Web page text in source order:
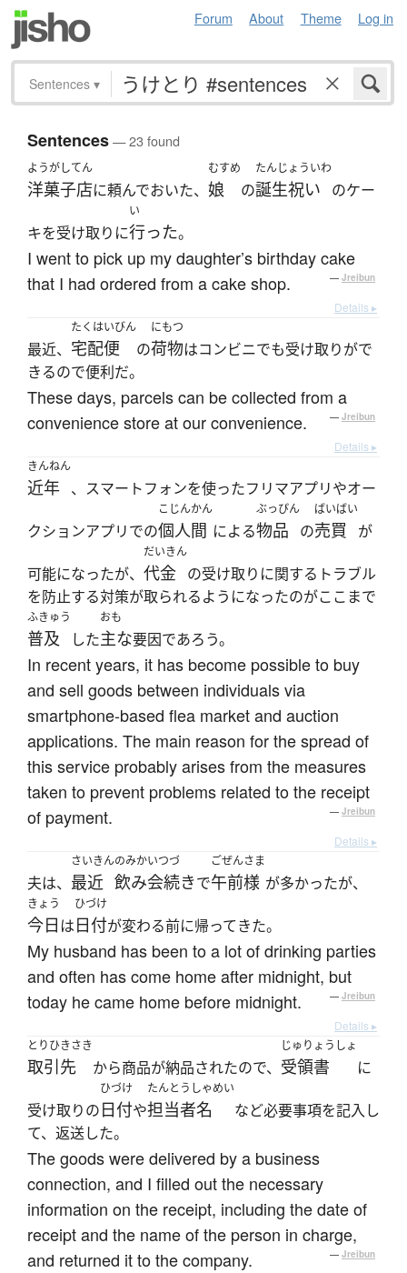
Forum About Theme Log in
Sentences ▾
Sentences— 23 found
ようがしてん
洋菓子店に頼んでおいた、
むすめ
娘 の
たんじょういわ
誕生祝い のケー
キを受け取りに
い
行った。
I went to pick up my daughter’s birthday cake
that I had ordered from a cake shop.
— Jreibun
Details ▸
最近、
たくはいびん
宅配便 の
にもつ
荷物はコンビニでも受け取りがで
きるので便利だ。
These days, parcels can be collected from a
convenience store at our convenience.
— Jreibun
Details ▸
きんねん
近年 、スマートフォンを使ったフリマアプリやオー
クションアプリでの
こじんかん
個人間 による
ぶっぴん
物品 の
ばいばい
売買 が
可能になったが、
だいきん
代金 の受け取りに関するトラブル
を防止する対策が取られるようになったのがここまで
ふきゅう
普及 した
おも
主な要因であろう。
In recent years, it has become possible to buy
and sell goods between individuals via
smartphone-based flea market and auction
applications. The main reason for the spread of
this service probably arises from the measures
taken to prevent problems related to the receipt
of payment.
— Jreibun
Details ▸
夫は、
さいきん
最近
のみかいつづ
飲み会続きで
ごぜんさま
午前様 が多かったが、
きょう
今日は
ひづけ
日付が変わる前に帰ってきた。
My husband has been to a lot of drinking parties
and often has come home after midnight, but
today he came home before midnight.
— Jreibun
Details ▸
とりひきさき
取引先 から商品が納品されたので、
じゅりょうしょ
受領書 に
受け取りの
ひづけ
日付や
たんとうしゃめい
担当者名
など必要事項を記入し
て、返送した。
The goods were delivered by a business
connection, and I filled out the necessary
information on the receipt, including the date of
receipt and the name of the person in charge,
and returned it to the company.
— Jreibun